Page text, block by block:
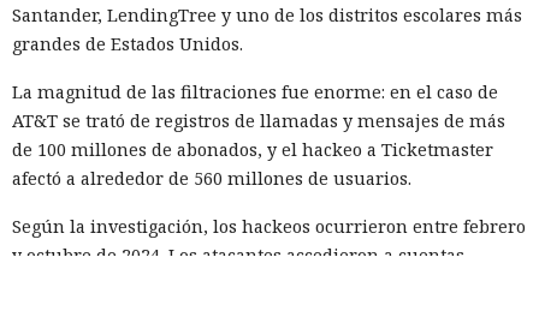
Santander, LendingTree y uno de los distritos escolares más
grandes de Estados Unidos.
La magnitud de las filtraciones fue enorme: en el caso de
AT&T se trató de registros de llamadas y mensajes de más
de 100 millones de abonados, y el hackeo a Ticketmaster
afectó a alrededor de 560 millones de usuarios.
Según la investigación, los hackeos ocurrieron entre febrero
y octubre de 2024. Los atacantes accedieron a cuentas